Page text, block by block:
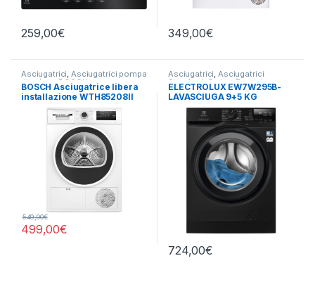
259,00€ 349,00€
Asciugatrici,Asciugatrici pompa
di calore ,BOSCH
BOSCH Asciugatrice libera
installazione WTH85208II
8KG E
499,00€
549,00€
Asciugatrici,Asciugatrici
Standard,Carico Frontale,
Electrolux,Lavasciuga,Lavatrici
Libera Installazione
ELECTROLUX EW7W295B-
LAVASCIUGA 9+5 KG
724,00€